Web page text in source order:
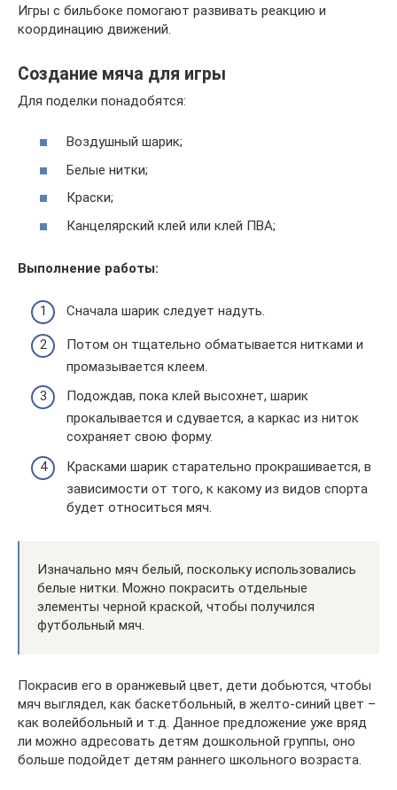
Игры с бильбоке помогают развивать реакцию и
координацию движений.
Создание мяча для игры
Для поделки понадобятся:
Воздушный шарик;
Белые нитки;
Краски;
Канцелярский клей или клей ПВА;
Выполнение работы:
Сначала шарик следует надуть.
Потом он тщательно обматывается нитками и
промазывается клеем.
Подождав, пока клей высохнет, шарик
прокалывается и сдувается, а каркас из ниток
сохраняет свою форму.
Красками шарик старательно прокрашивается, в
зависимости от того, к какому из видов спорта
будет относиться мяч.
Изначально мяч белый, поскольку использовались
белые нитки. Можно покрасить отдельные
элементы черной краской, чтобы получился
футбольный мяч.
Покрасив его в оранжевый цвет, дети добьются, чтобы
мяч выглядел, как баскетбольный, в желто-синий цвет –
как волейбольный и т.д. Данное предложение уже вряд
ли можно адресовать детям дошкольной группы, оно
больше подойдет детям раннего школьного возраста.